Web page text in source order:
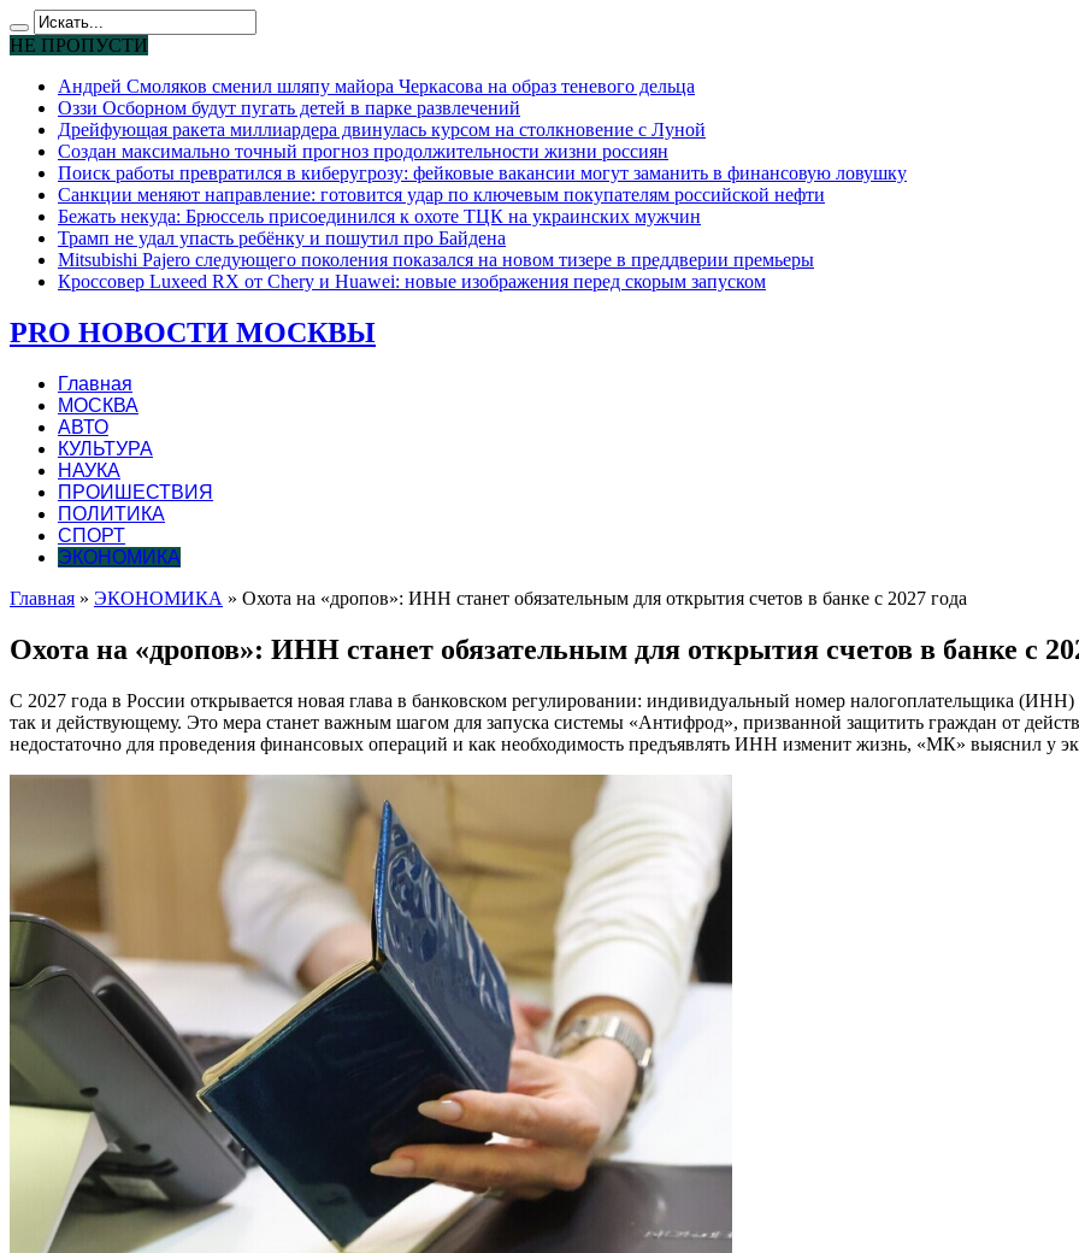
НЕ ПРОПУСТИ
Андрей Смоляков сменил шляпу майора Черкасова на образ теневого дельца
Оззи Осборном будут пугать детей в парке развлечений
Дрейфующая ракета миллиардера двинулась курсом на столкновение с Луной
Создан максимально точный прогноз продолжительности жизни россиян
Поиск работы превратился в киберугрозу: фейковые вакансии могут заманить в финансовую ловушку
Санкции меняют направление: готовится удар по ключевым покупателям российской нефти
Бежать некуда: Брюссель присоединился к охоте ТЦК на украинских мужчин
Трамп не удал упасть ребёнку и пошутил про Байдена
Mitsubishi Pajero следующего поколения показался на новом тизере в преддверии премьеры
Кроссовер Luxeed RX от Chery и Huawei: новые изображения перед скорым запуском
PRO НОВОСТИ МОСКВЫ
Главная
МОСКВА
АВТО
КУЛЬТУРА
НАУКА
ПРОИШЕСТВИЯ
ПОЛИТИКА
СПОРТ
ЭКОНОМИКА
Главная » ЭКОНОМИКА » Охота на «дропов»: ИНН станет обязательным для открытия счетов в банке с 2027 года
Охота на «дропов»: ИНН станет обязательным для открытия счетов в банке с
С 2027 года в России открывается новая глава в банковском регулировании: индивидуальный номер налогоплательщика
так и действующему. Это мера станет важным шагом для запуска системы «Антифрод», призванной защитить граждан от
недостаточно для проведения финансовых операций и как необходимость предъявлять ИНН изменит жизнь, «МК» выяснил у